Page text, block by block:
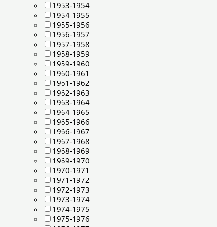
1953-1954
1954-1955
1955-1956
1956-1957
1957-1958
1958-1959
1959-1960
1960-1961
1961-1962
1962-1963
1963-1964
1964-1965
1965-1966
1966-1967
1967-1968
1968-1969
1969-1970
1970-1971
1971-1972
1972-1973
1973-1974
1974-1975
1975-1976